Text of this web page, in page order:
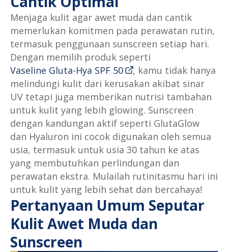
Menjaga kulit agar awet muda dan cantik
memerlukan komitmen pada perawatan rutin,
termasuk penggunaan sunscreen setiap hari.
Dengan memilih produk seperti
Vaseline Gluta-Hya SPF 50
, kamu tidak hanya
melindungi kulit dari kerusakan akibat sinar
UV tetapi juga memberikan nutrisi tambahan
untuk kulit yang lebih glowing. Sunscreen
dengan kandungan aktif seperti GlutaGlow
dan Hyaluron ini cocok digunakan oleh semua
usia, termasuk untuk usia 30 tahun ke atas
yang membutuhkan perlindungan dan
perawatan ekstra. Mulailah rutinitasmu hari ini
untuk kulit yang lebih sehat dan bercahaya!
Pertanyaan Umum Seputar
Kulit Awet Muda dan
Sunscreen